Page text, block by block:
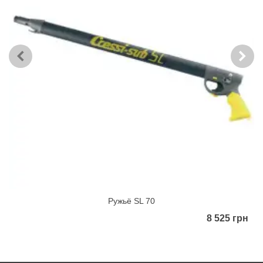
Ружьё SL 70
8 525 грн